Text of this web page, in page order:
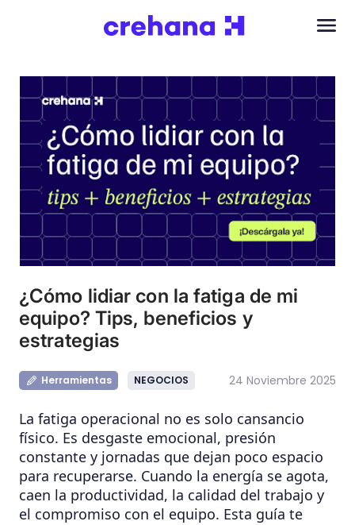
¿Cómo lidiar con la fatiga de mi
equipo? Tips, beneficios y
estrategias
Herramientas NEGOCIOS 24 Noviembre 2025
La fatiga operacional no es solo cansancio
físico. Es desgaste emocional, presión
constante y jornadas que dejan poco espacio
para recuperarse. Cuando la energía se agota,
caen la productividad, la calidad del trabajo y
el compromiso con el equipo. Esta guía te